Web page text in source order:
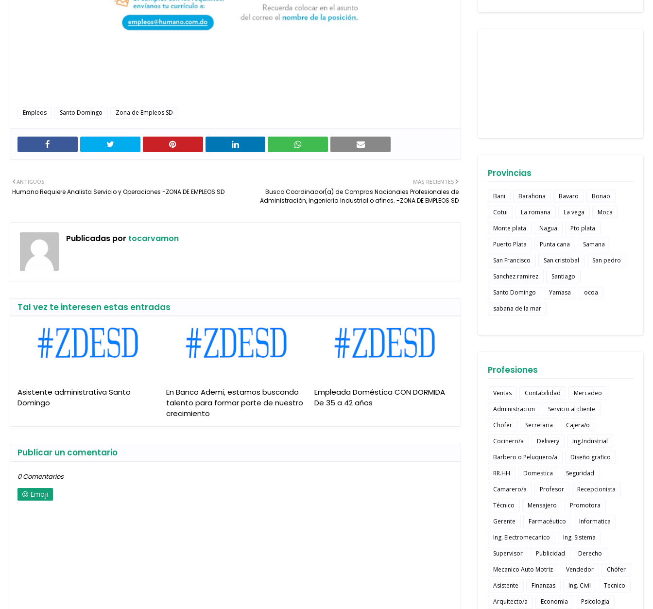
Empleos Santo Domingo Zona de Empleos SD
MÁS RECIENTES
Busco Coordinador(a) de Compras Nacionales Profesionales de
Administración, Ingeniería Industrial o afines. -ZONA DE EMPLEOS SD
ANTIGUOS
Humano Requiere Analista Servicio y Operaciones -ZONA DE EMPLEOS SD
Publicadas por tocarvamon
Tal vez te interesen estas entradas
Asistente administrativa Santo
Domingo
En Banco Ademi, estamos buscando
talento para formar parte de nuestro
crecimiento
Empleada Doméstica CON DORMIDA
De 35 a 42 años
Publicar un comentario
0 Comentarios
Emoji
Provincias
Bani Barahona Bavaro
Bonao
Cotui
La romana La vega
Moca
Monte plata
Nagua
Pto plata
Puerto Plata
Punta cana
Samana
San Francisco
San cristobal
San pedro
Sanchez ramirez
Santiago
Santo Domingo
Yamasa
ocoa
sabana de la mar
Profesiones
Ventas Contabilidad
Mercadeo
Administracion
Servicio al cliente
Chofer
Secretaria
Cajera/o
Cocinero/a
Delivery
Ing.Industrial
Barbero o Peluquero/a
Diseño grafico
RR.HH
Domestica
Seguridad
Camarero/a
Profesor
Recepcionista
Técnico
Mensajero
Promotora
Gerente
Farmacéutico
Informatica
Ing. Electromecanico
Ing. Sistema
Supervisor
Publicidad
Derecho
Mecanico Auto Motriz
Vendedor
Chófer
Asistente
Finanzas Ing. Civil
Tecnico
Arquitecto/a
Economía
Psicologia